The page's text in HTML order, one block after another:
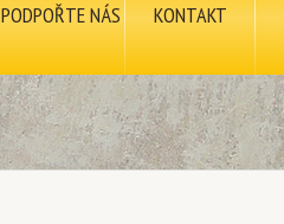
PODPOŘTE NÁS KONTAKT